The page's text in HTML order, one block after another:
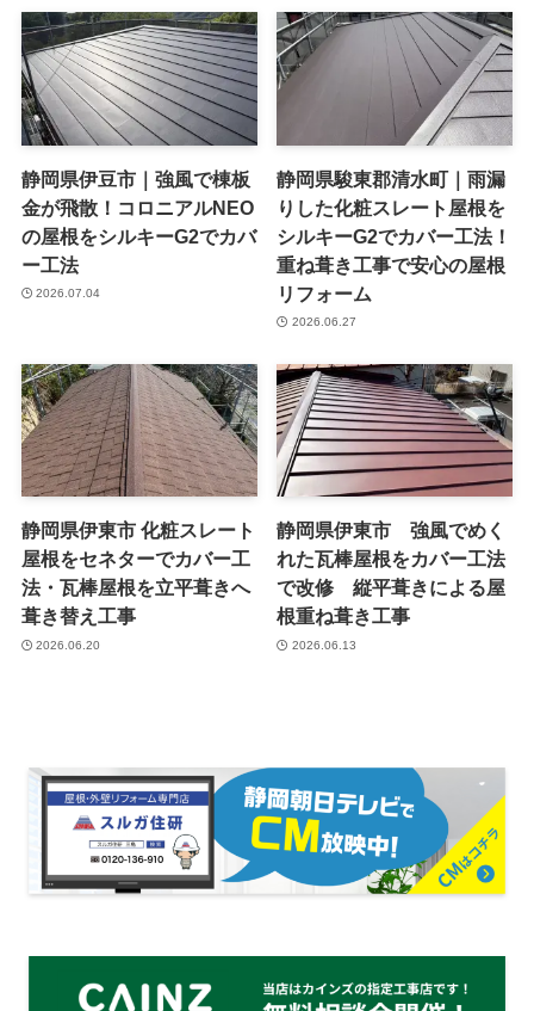
静岡県伊豆市｜強風で棟板
金が飛散！コロニアルNEO
の屋根をシルキーG2でカバ
ー工法
2026.07.04
静岡県駿東郡清水町｜雨漏
りした化粧スレート屋根を
シルキーG2でカバー工法！
重ね葺き工事で安心の屋根
リフォーム
2026.06.27
静岡県伊東市 化粧スレート
屋根をセネターでカバー工
法・瓦棒屋根を立平葺きへ
葺き替え工事
2026.06.20
静岡県伊東市 強風でめく
れた瓦棒屋根をカバー工法
で改修 縦平葺きによる屋
根重ね葺き工事
2026.06.13